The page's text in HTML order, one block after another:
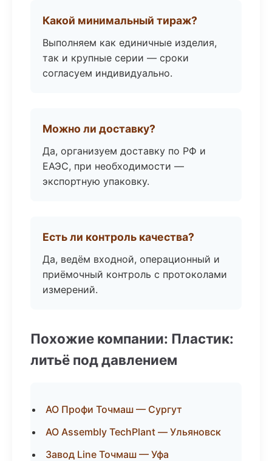
Какой минимальный тираж?
Выполняем как единичные изделия,
так и крупные серии — сроки
согласуем индивидуально.
Можно ли доставку?
Да, организуем доставку по РФ и
ЕАЭС, при необходимости —
экспортную упаковку.
Есть ли контроль качества?
Да, ведём входной, операционный и
приёмочный контроль с протоколами
измерений.
Похожие компании: Пластик:
литьё под давлением
АО Профи Точмаш — Сургут
АО Assembly TechPlant — Ульяновск
Завод Line Точмаш — Уфа